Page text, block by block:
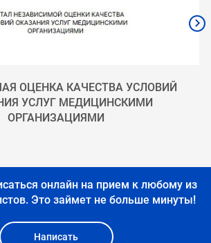
ОЦЕНКА КАЧЕСТВА УСЛОВИЙ
УСЛУГ МЕДИЦИНСКИМИ
ОРГАНИЗАЦИЯМИ
онлайн на прием к любому из
Это займет не больше минуты!
Написать